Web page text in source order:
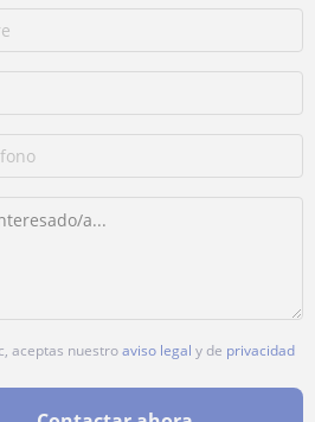
aceptas nuestroaviso legal y de privacidad